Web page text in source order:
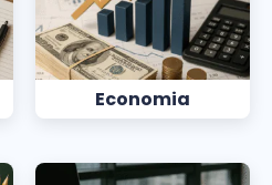
Economia